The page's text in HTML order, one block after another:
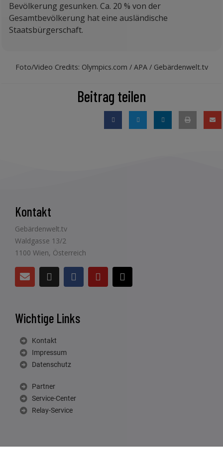
Bevölkerung gesunken. Ca. 20 % von der
Gesamtbevölkerung hat eine ausländische
Staatsbürgerschaft.
Foto/Video Credits: Olympics.com / APA / Gebärdenwelt.tv
Beitrag teilen
Kontakt
Gebärdenwelt.tv
Waldgasse 13/2
1100 Wien, Österreich
Wichtige Links
Kontakt
Impressum
Datenschutz
Partner
Service-Center
Relay-Service